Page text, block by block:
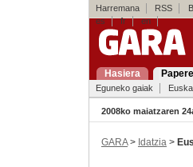
Harremana RSS
es
fr en
Hasiera
Eguneko gaiak
2008ko maiatzaren
GARA> Idatzia >